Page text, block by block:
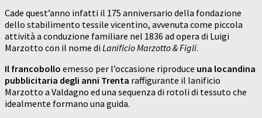
Cade quest’anno infatti il 175 anniversario della fondazione
dello stabilimento tessile vicentino, avvenuta come piccola
attività a conduzione familiare nel 1836 ad opera di Luigi
Marzotto con il nome di Lanificio Marzotto & Figli.
Il francobollo emesso per l’occasione riproduce una locandina
pubblicitaria degli anni Trenta raffigurante il lanificio
Marzotto a Valdagno ed una sequenza di rotoli di tessuto che
idealmente formano una guida.